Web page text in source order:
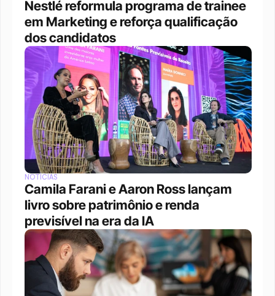
Nestlé reformula programa de trainee
em Marketing e reforça qualificação
dos candidatos
NOTÍCIAS
Camila Farani e Aaron Ross lançam
livro sobre patrimônio e renda
previsível na era da IA